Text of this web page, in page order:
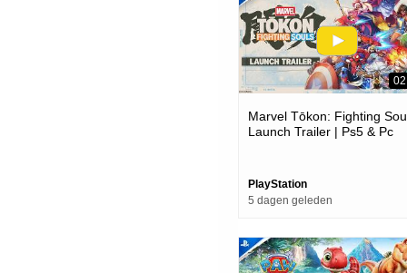
Marvel Tōkon: Fighting
Launch Trailer | Ps5 & Pc
PlayStation
5 dagen geleden